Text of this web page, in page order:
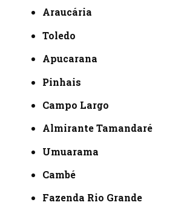
Araucária
Toledo
Apucarana
Pinhais
Campo Largo
Almirante Tamandaré
Umuarama
Cambé
Fazenda Rio Grande